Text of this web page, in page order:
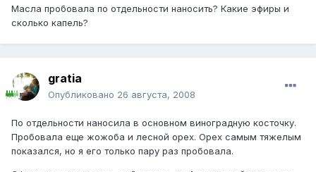
Масла пробовала по отдельности наносить? Какие эфиры и
сколько капель?
gratia
Опубликовано 26 августа, 2008
По отдельности наносила в основном виноградную косточку.
Пробовала еще жожоба и лесной орех. Орех самым тяжелым
показался, но я его только пару раз пробовала.